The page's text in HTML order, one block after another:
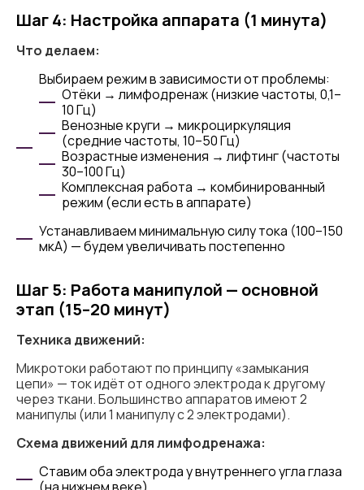
Шаг 4: Настройка аппарата (1 минута)
Что делаем:
Выбираем режим в зависимости от проблемы:
Отёки → лимфодренаж (низкие частоты, 0,1–
10 Гц)
Венозные круги → микроциркуляция
(средние частоты, 10–50 Гц)
Возрастные изменения → лифтинг (частоты
30–100 Гц)
Комплексная работа → комбинированный
режим (если есть в аппарате)
Устанавливаем минимальную силу тока (100–150
мкА) — будем увеличивать постепенно
Шаг 5: Работа манипулой — основной
этап (15–20 минут)
Техника движений:
Микротоки работают по принципу «замыкания
цепи» — ток идёт от одного электрода к другому
через ткани. Большинство аппаратов имеют 2
манипулы (или 1 манипулу с 2 электродами).
Схема движений для лимфодренажа:
Ставим оба электрода у внутреннего угла глаза